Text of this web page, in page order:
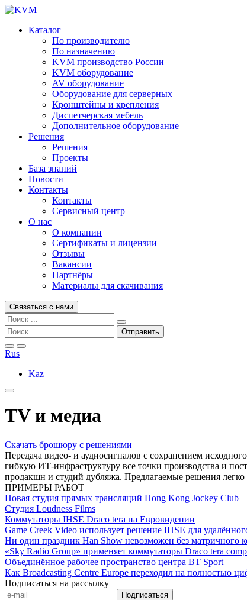
Каталог
По производителю
По назначению
KVM производство России
KVM оборудование
AV оборудование
Оборудование для серверных
Кронштейны и крепления
Диспетчерская мебель
Дополнительное оборудование
Решения
Решения
Проекты
База знаний
Новости
Контакты
Контакты
Сервисный центр
О нас
О компании
Сертификаты и лицензии
Отзывы
Вакансии
Партнёры
Материалы для скачивания
Связаться с нами
Rus
Kaz
TV и медиа
Скачать брошюру с решениями
Передача видео- и аудиосигналов с сохранением
гибкую ИТ-инфраструктуру все точки производства и
продакшн и студий дубляжа. Предлагаемые решения
ПРИМЕРЫ РАБОТ
Новая студия прямых трансляций Hong Kong Jockey Club
Студия Loudness Films
Коммутаторы IHSE Draco tera на Евровидении
Game Creek Video использует решение IHSE для
Ни один праздник Han Show невозможен без матричного
«Sky Radio Group» применяет коммутаторы Draco tera
Объединённое рабочее пространство центра BT Sport
Как Broadcasting Centre Europe переходил на полностью
Подписаться на рассылку
Подписаться